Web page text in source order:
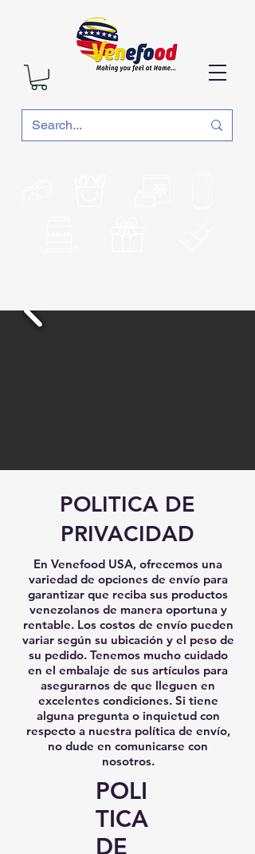
POLITICA DE
PRIVACIDAD
En Venefood USA, ofrecemos una
variedad de opciones de envío para
garantizar que reciba sus productos
venezolanos de manera oportuna y
rentable. Los costos de envío pueden
variar según su ubicación y el peso de
su pedido. Tenemos mucho cuidado
en el embalaje de sus artículos para
asegurarnos de que lleguen en
excelentes condiciones. Si tiene
alguna pregunta o inquietud con
respecto a nuestra política de envío,
no dude en comunicarse con
nosotros.
POLI
TICA
DE